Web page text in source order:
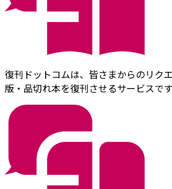
復刊ドットコムは、皆さまからのリク
版・品切れ本を復刊させるサービスです